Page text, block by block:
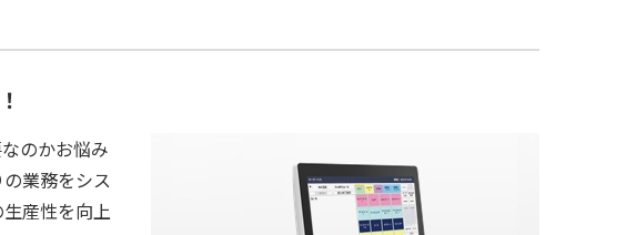
のかお悩み
業務をシス
産性を向上